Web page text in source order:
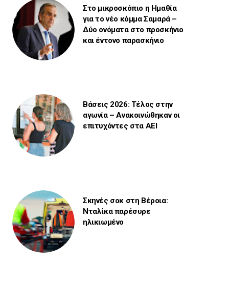
Στο μικροσκόπιο η Ημαθία
για το νέο κόμμα Σαμαρά –
Δύο ονόματα στο προσκήνιο
και έντονο παρασκήνιο
Βάσεις 2026: Τέλος στην
αγωνία – Ανακοινώθηκαν οι
επιτυχόντες στα ΑΕΙ
Σκηνές σοκ στη Βέροια:
Νταλίκα παρέσυρε
ηλικιωμένο